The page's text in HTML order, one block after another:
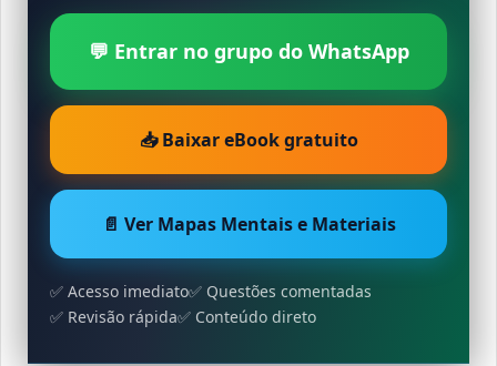
💬 Entrar no grupo do WhatsApp
📥 Baixar eBook gratuito
📄 Ver Mapas Mentais e Materiais
✅ Acesso imediato✅ Questões comentadas
✅ Revisão rápida✅ Conteúdo direto